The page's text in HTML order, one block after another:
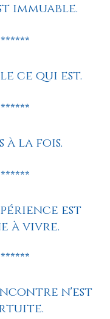
immuable.
ce qui est.
à la fois.
est
à vivre.
n'est